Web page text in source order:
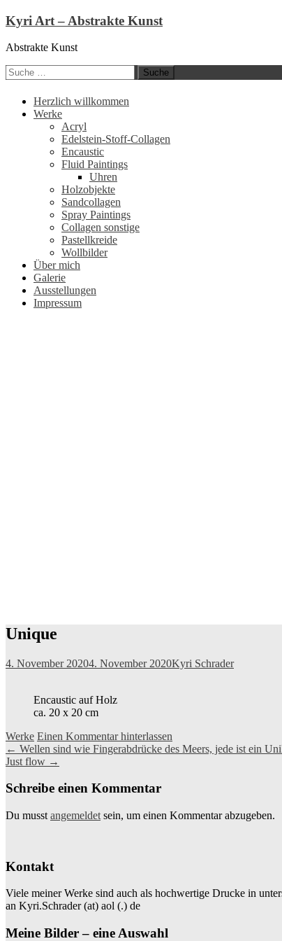
Kyri Art – Abstrakte Kunst
Abstrakte Kunst
Suche
nach:
Zum
Inhalt
Herzlich willkommen
Werke
Acryl
Edelstein-Stoff-Collagen
Encaustic
Fluid Paintings
Uhren
Holzobjekte
Sandcollagen
Spray Paintings
Collagen sonstige
Pastellkreide
Wollbilder
Über mich
Galerie
Ausstellungen
Impressum
Unique
4. November 20204. November 2020Kyri Schrader
Encaustic auf Holz
ca. 20 x 20 cm
Werke Einen Kommentar hinterlassen
Beitragsnavigation
← Wellen sind wie Fingerabdrücke des Meers, jede ist ein
Just flow →
Schreibe einen Kommentar
Du musst angemeldet sein, um einen Kommentar abzugeben.
Kontakt
Viele meiner Werke sind auch als hochwertige Drucke in
an Kyri.Schrader (at) aol (.) de
Meine Bilder – eine Auswahl